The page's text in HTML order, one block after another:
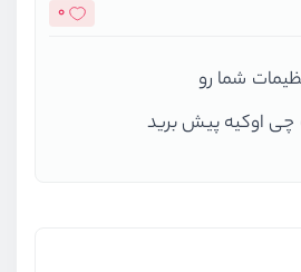
0
شما رو
چی اوکیه پیش برید